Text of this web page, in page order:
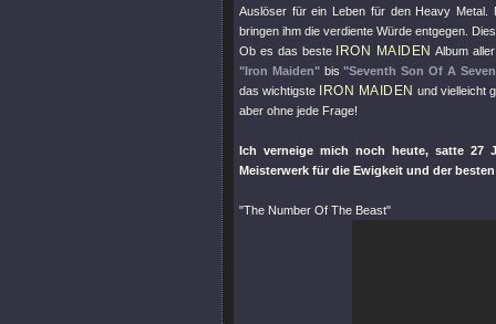
Auslöser für ein Leben für den Heavy Metal.
bringen ihm die verdiente Würde entgegen.
Ob es das beste
IRON MAIDEN Album
"Iron Maiden"bis"Seventh Son Of A
das wichtigste
IRON MAIDEN und vielleicht
aber ohne jede Frage!
Ich verneige mich noch heute, satte 27
Meisterwerk für die Ewigkeit und der
"The Number Of The Beast"